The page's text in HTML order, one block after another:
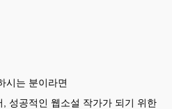
시는 분이라면
성공적인 웹소설 작가가 되기 위한